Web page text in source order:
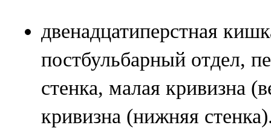
двенадцатиперстная
постбульбарный отдел,
стенка, малая кривизна
кривизна (нижняя